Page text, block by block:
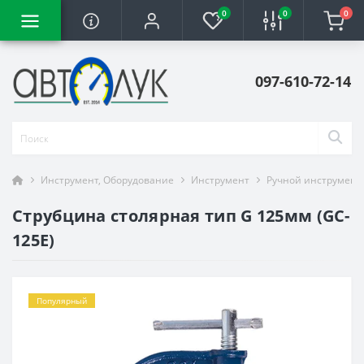
0 0 0
097-610-72-14
Инструмент, Оборудование Инструмент Ручной инструмент
Струбцина столярная тип G 125мм (GC-
125E)
Популярный